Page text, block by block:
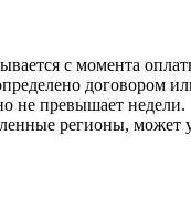
с момента
договором
не превышает недели.
регионы, может